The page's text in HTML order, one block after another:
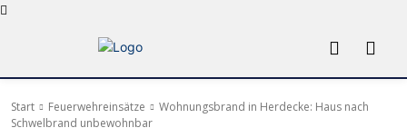
Start Feuerwehreinsätze
Wohnungsbrand in Herdecke: Haus nach
Schwelbrand unbewohnbar